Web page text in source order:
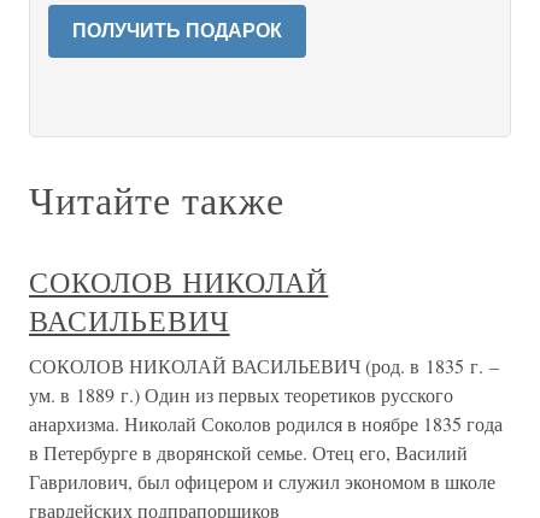
ПОЛУЧИТЬ ПОДАРОК
Читайте также
СОКОЛОВ НИКОЛАЙ
ВАСИЛЬЕВИЧ
СОКОЛОВ НИКОЛАЙ ВАСИЛЬЕВИЧ (род. в 1835 г. –
ум. в 1889 г.) Один из первых теоретиков русского
анархизма. Николай Соколов родился в ноябре 1835 года
в Петербурге в дворянской семье. Отец его, Василий
Гаврилович, был офицером и служил экономом в школе
гвардейских подпрапорщиков